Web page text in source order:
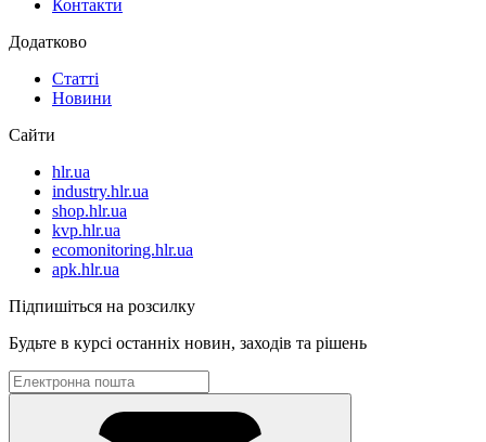
Контакти
Додатково
Статті
Новини
Сайти
hlr.ua
industry.hlr.ua
shop.hlr.ua
kvp.hlr.ua
ecomonitoring.hlr.ua
apk.hlr.ua
Підпишіться на розсилку
Будьте в курсі останніх новин, заходів та рішень